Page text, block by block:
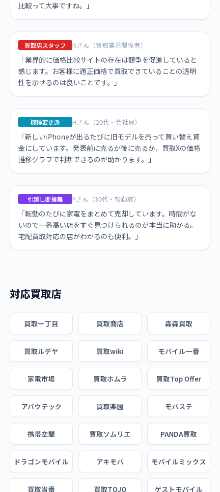
比較って大事ですね。」
買取店スタッフ Nさん（買取業界関係者）
「業界的に価格比較サイトの存在は競争を促進していると
感じます。お客様に適正価格で買取できていることの透明
性を示せるのは良いことです。」
機種変更派 Hさん（20代・会社員）
「新しいiPhoneが出るたびに旧モデルを売って買い替え資
金にしています。発表前に売るか後に売るか、買取Xの価格
推移グラフで判断できるのが助かります。」
引越し断捨離 Yさん（30代・転勤族）
「転勤のたびに家電をまとめて売却しています。時間がな
いので一番高い店をすぐ見つけられるのが本当に助かる。
宅配買取対応の店がわかるのも便利。」
対応買取店
買取一丁目 買取商店 森森買取
買取ルデヤ 買取wiki モバイル一番
家電市場 買取ホムラ 買取Top Offer
アバウテック 買取楽園 モバステ
携帯空間 買取ソムリエ PANDA買取
ドラゴンモバイル アキモバ モバイルミックス
買取当番 買取TOJO ゲストモバイル